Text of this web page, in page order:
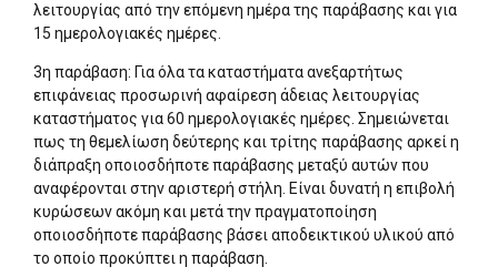
λειτουργίας από την επόμενη ημέρα της παράβασης και για
15 ημερολογιακές ημέρες.
3η παράβαση: Για όλα τα καταστήματα ανεξαρτήτως
επιφάνειας προσωρινή αφαίρεση άδειας λειτουργίας
καταστήματος για 60 ημερολογιακές ημέρες. Σημειώνεται
πως τη θεμελίωση δεύτερης και τρίτης παράβασης αρκεί η
διάπραξη οποιοσδήποτε παράβασης μεταξύ αυτών που
αναφέρονται στην αριστερή στήλη. Είναι δυνατή η επιβολή
κυρώσεων ακόμη και μετά την πραγματοποίηση
οποιοσδήποτε παράβασης βάσει αποδεικτικού υλικού από
το οποίο προκύπτει η παράβαση.